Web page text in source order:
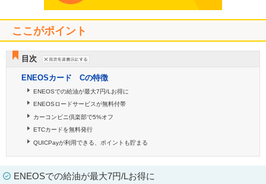
ここがポイント
目次
ENEOSカード Cの特徴
ENEOSでの給油が最大7円/Lお得に
ENEOSロードサービスが無料付帯
カーコンビニ倶楽部で5%オフ
ETCカードを無料発行
QUICPayが利用できる、ポイントも貯まる
ENEOSでの給油が最大7円/Lお得に